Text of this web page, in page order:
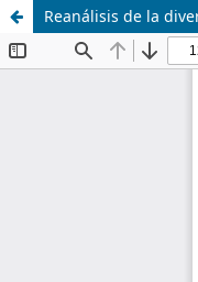
Reanálisis de la